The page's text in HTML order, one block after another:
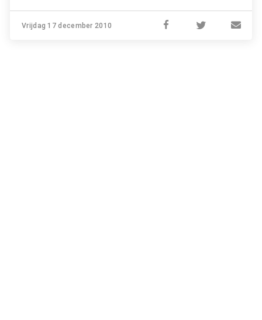
Vrijdag 17 december 2010